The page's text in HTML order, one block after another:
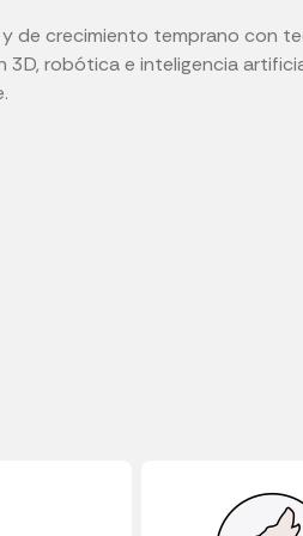
y de crecimiento temprano con
3D, robótica e inteligencia